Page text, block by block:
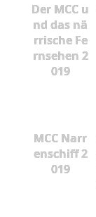
Der MCC u
nd das nä
rrische Fe
rnsehen 2
019
MCC Narr
enschiff 2
019